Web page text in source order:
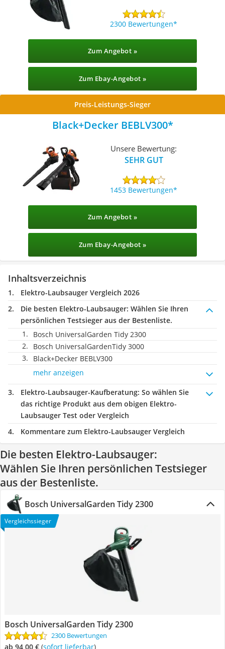
2300 Bewertungen
Zum Angebot »
Zum Ebay-Angebot »
Preis-Leistungs-Sieger
Black+Decker BEBLV300
Unsere Bewertung:
SEHR GUT
1453 Bewertungen
Zum Angebot »
Zum Ebay-Angebot »
Inhaltsverzeichnis
Elektro-Laubsauger Vergleich 2026
Die besten Elektro-Laubsauger: Wählen Sie Ihren
persönlichen Testsieger aus der Bestenliste.
Bosch UniversalGarden Tidy 2300
Bosch UniversalGardenTidy 3000
Black+Decker BEBLV300
mehr anzeigen
Elektro-Laubsauger-Kaufberatung: So wählen Sie
das richtige Produkt aus dem obigen Elektro-
Laubsauger Test oder Vergleich
Kommentare zum Elektro-Laubsauger Vergleich
Die besten Elektro-Laubsauger:
Wählen Sie Ihren persönlichen Testsieger
aus der Bestenliste.
Bosch UniversalGarden Tidy 2300
Vergleichssieger
Bosch UniversalGarden Tidy 2300
2300 Bewertungen
ab 94,00 € ( Sofort lieferbar)